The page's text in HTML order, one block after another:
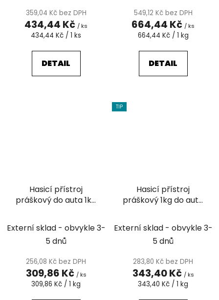
359,04 Kč bez DPH
434,44 Kč / ks
Měrná
434,44 Kč / 1 ks
DETAIL
549,12 Kč bez DPH
664,44 Kč / ks
Měrná
664,44 Kč / 1 kg
DETAIL
Hasicí přístroj
práškový do auta 1kg
Externí sklad - obvykle 3-
5 dnů
256,08 Kč bez DPH
309,86 Kč / ks
Měrná
309,86 Kč / 1 kg
TIP
Hasicí přístroj
práškový 1kg do auta
Externí sklad - obvykle 3-
5 dnů
283,80 Kč bez DPH
343,40 Kč / ks
Měrná
343,40 Kč / 1 kg